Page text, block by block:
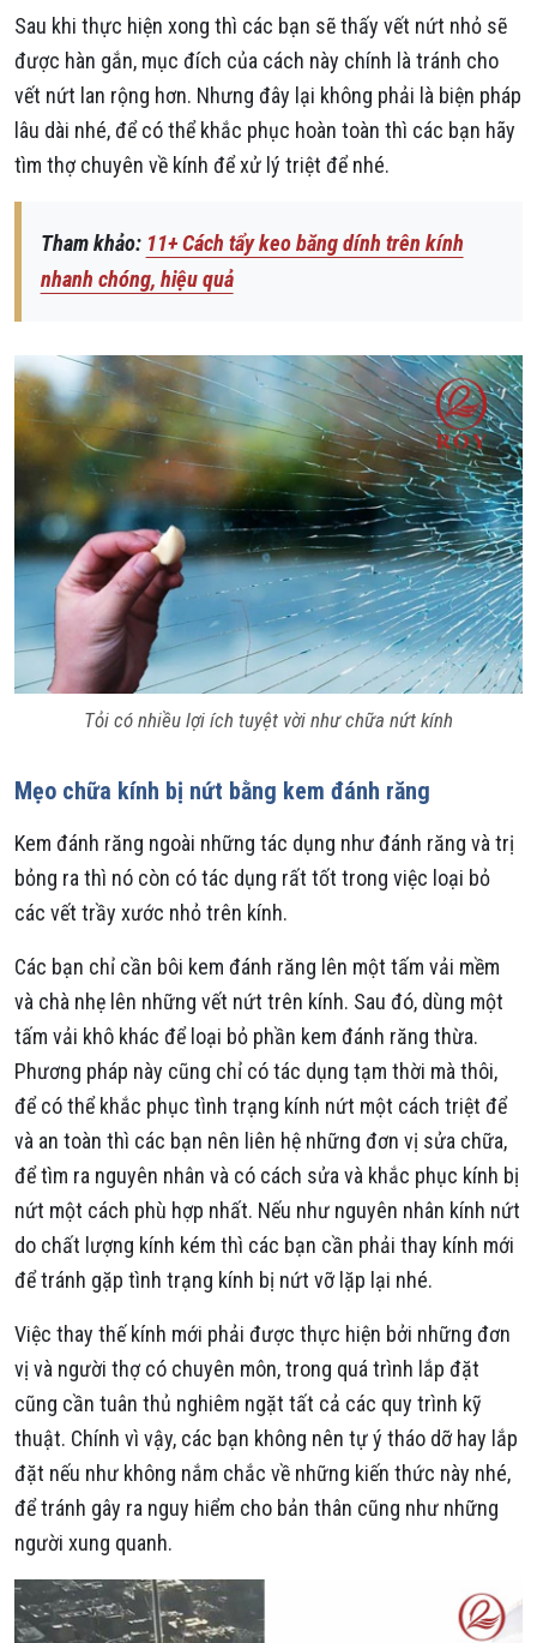
Sau khi thực hiện xong thì các bạn sẽ thấy vết nứt nhỏ sẽ
được hàn gắn, mục đích của cách này chính là tránh cho
vết nứt lan rộng hơn. Nhưng đây lại không phải là biện pháp
lâu dài nhé, để có thể khắc phục hoàn toàn thì các bạn hãy
tìm thợ chuyên về kính để xử lý triệt để nhé.
Tham khảo: 11+ Cách tẩy keo băng dính trên kính
nhanh chóng, hiệu quả
Tỏi có nhiều lợi ích tuyệt vời như chữa nứt kính
Mẹo chữa kính bị nứt bằng kem đánh răng
Kem đánh răng ngoài những tác dụng như đánh răng và trị
bỏng ra thì nó còn có tác dụng rất tốt trong việc loại bỏ
các vết trầy xước nhỏ trên kính.
Các bạn chỉ cần bôi kem đánh răng lên một tấm vải mềm
và chà nhẹ lên những vết nứt trên kính. Sau đó, dùng một
tấm vải khô khác để loại bỏ phần kem đánh răng thừa.
Phương pháp này cũng chỉ có tác dụng tạm thời mà thôi,
để có thể khắc phục tình trạng kính nứt một cách triệt để
và an toàn thì các bạn nên liên hệ những đơn vị sửa chữa,
để tìm ra nguyên nhân và có cách sửa và khắc phục kính bị
nứt một cách phù hợp nhất. Nếu như nguyên nhân kính nứt
do chất lượng kính kém thì các bạn cần phải thay kính mới
để tránh gặp tình trạng kính bị nứt vỡ lặp lại nhé.
Việc thay thế kính mới phải được thực hiện bởi những đơn
vị và người thợ có chuyên môn, trong quá trình lắp đặt
cũng cần tuân thủ nghiêm ngặt tất cả các quy trình kỹ
thuật. Chính vì vậy, các bạn không nên tự ý tháo dỡ hay lắp
đặt nếu như không nắm chắc về những kiến thức này nhé,
để tránh gây ra nguy hiểm cho bản thân cũng như những
người xung quanh.